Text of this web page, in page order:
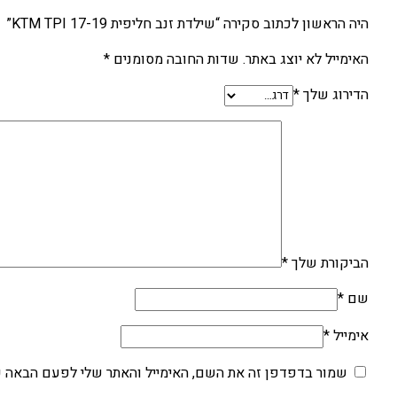
היה הראשון לכתוב סקירה “שילדת זנב חליפית KTM TPI 17-19”
האימייל לא יוצג באתר. שדות החובה מסומנים *
הדירוג שלך*
הביקורת שלך*
שם *
אימייל*
שמור בדפדפן זה את השם, האימייל והאתר שלי לפעם הבאה